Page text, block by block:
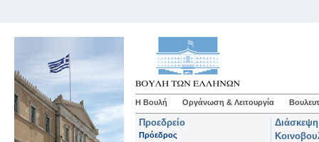
Η Βουλή Οργάνωση & Λειτουργία
Προεδρείο
Πρόεδρος